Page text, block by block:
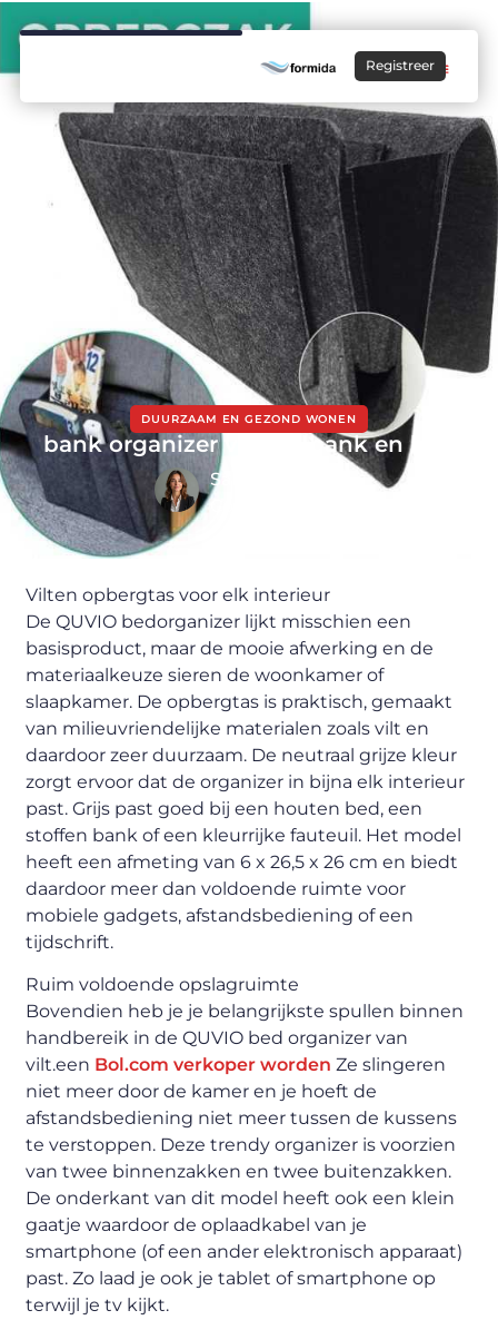
Registreer
DUURZAAM EN GEZOND WONEN
bank organizer voor je bank en bed
Sanne de Boer
Content Writer
Vilten opbergtas voor elk interieur
De QUVIO bedorganizer lijkt misschien een
basisproduct, maar de mooie afwerking en de
materiaalkeuze sieren de woonkamer of
slaapkamer. De opbergtas is praktisch, gemaakt
van milieuvriendelijke materialen zoals vilt en
daardoor zeer duurzaam. De neutraal grijze kleur
zorgt ervoor dat de organizer in bijna elk interieur
past. Grijs past goed bij een houten bed, een
stoffen bank of een kleurrijke fauteuil. Het model
heeft een afmeting van 6 x 26,5 x 26 cm en biedt
daardoor meer dan voldoende ruimte voor
mobiele gadgets, afstandsbediening of een
tijdschrift.
Ruim voldoende opslagruimte
Bovendien heb je je belangrijkste spullen binnen
handbereik in de QUVIO bed organizer van
vilt.een Bol.com verkoper wordenZe slingeren
niet meer door de kamer en je hoeft de
afstandsbediening niet meer tussen de kussens
te verstoppen. Deze trendy organizer is voorzien
van twee binnenzakken en twee buitenzakken.
De onderkant van dit model heeft ook een klein
gaatje waardoor de oplaadkabel van je
smartphone (of een ander elektronisch apparaat)
past. Zo laad je ook je tablet of smartphone op
terwijl je tv kijkt.